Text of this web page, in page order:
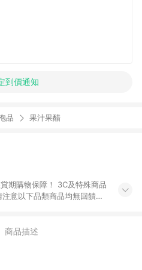
到價通知
品 果汁果醋
期購物保障！ 3C及特殊商品
6/1起適用] -內接硬
- 購物中心商店之商品：商
商品描述